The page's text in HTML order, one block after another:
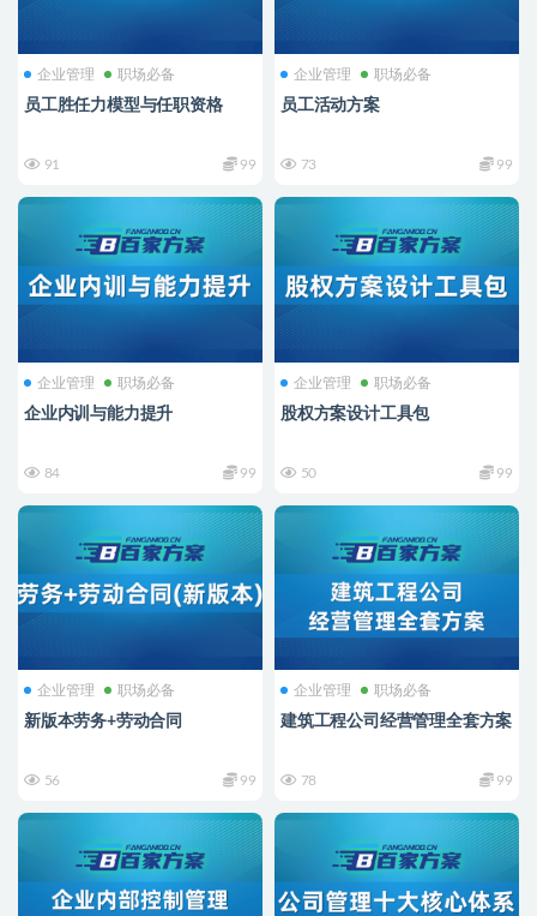
企业管理 职场必备
员工胜任力模型与任职资格
91 99
企业管理 职场必备
员工活动方案
73 99
企业管理 职场必备
企业内训与能力提升
84 99
企业管理 职场必备
股权方案设计工具包
50 99
企业管理 职场必备
新版本劳务+劳动合同
56 99
企业管理 职场必备
建筑工程公司经营管理全套方案
78 99